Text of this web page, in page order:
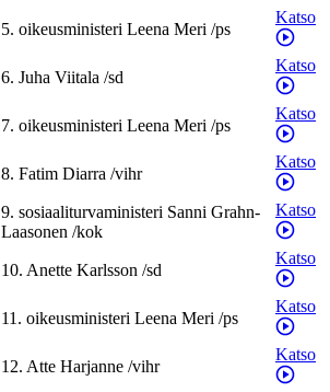
5. oikeusministeri Leena Meri /ps
Katso
6. Juha Viitala /sd
Katso
7. oikeusministeri Leena Meri /ps
Katso
8. Fatim Diarra /vihr
Katso
9. sosiaaliturvaministeri Sanni Grahn-
Laasonen /kok
Katso
10. Anette Karlsson /sd
Katso
11. oikeusministeri Leena Meri /ps
Katso
12. Atte Harjanne /vihr
Katso